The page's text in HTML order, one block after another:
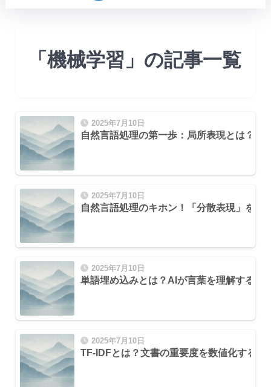
「機械学習」の記事一覧
2025年7月10日
自然言語処理の第一歩：局所表現とは？
2025年7月10日
自然言語処理のキホン！「分散表現」を初
2025年7月10日
単語埋め込みとは？AIが言葉を理解する仕
2025年7月10日
TF-IDFとは？文書の重要度を数値化する仕